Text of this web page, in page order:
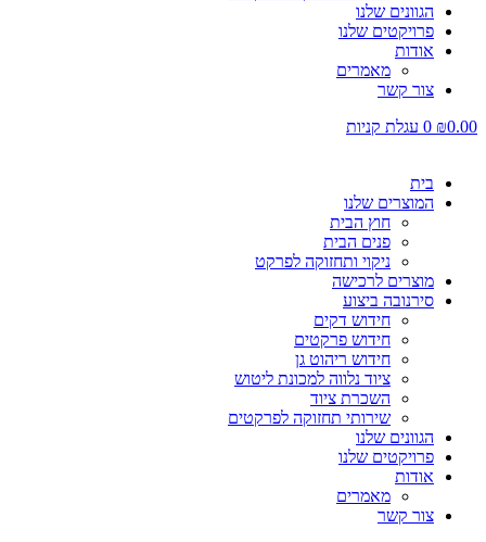
הגוונים שלנו
פרויקטים שלנו
אודות
מאמרים
צור קשר
₪0.00
0 עגלת קניות
בית
המוצרים שלנו
חוץ הבית
פנים הבית
ניקוי ותחזוקה לפרקט
מוצרים לרכישה
סירנובה ביצוע
חידוש דקים
חידוש פרקטים
חידוש ריהוט גן
ציוד נלווה למכונת ליטוש
השכרת ציוד
שירותי תחזוקה לפרקטים
הגוונים שלנו
פרויקטים שלנו
אודות
מאמרים
צור קשר